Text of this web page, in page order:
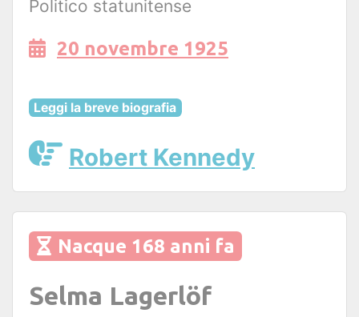
Politico statunitense
20 novembre 1925
Leggi la breve biografia
Robert Kennedy
Nacque 168 anni fa
Selma Lagerlöf